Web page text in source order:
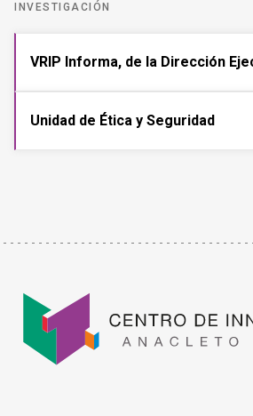
INVESTIGACIÓN
VRIP Informa, de la Dirección
Unidad de Ética y Seguridad